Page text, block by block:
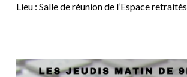
Lieu : Salle de réunion de l’Espace retraités